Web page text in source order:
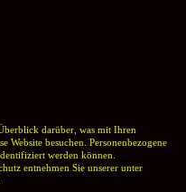
darüber, was mit Ihren
Website besuchen. Personenbezogene
werden können.
entnehmen Sie unserer unter